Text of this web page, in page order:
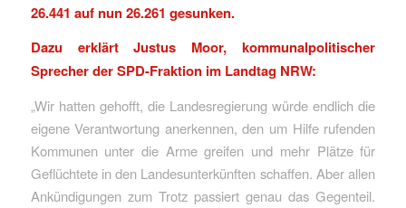
26.441 auf nun 26.261 gesunken.
Dazu erklärt Justus Moor, kommunalpolitischer
Sprecher der SPD-Fraktion im Landtag NRW:
„Wir hatten gehofft, die Landesregierung würde endlich die
eigene Verantwortung anerkennen, den um Hilfe rufenden
Kommunen unter die Arme greifen und mehr Plätze für
Geflüchtete in den Landesunterkünften schaffen. Aber allen
Ankündigungen zum Trotz passiert genau das Gegenteil.